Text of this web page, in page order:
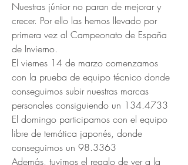
Nuestras júnior no paran de mejorar y
crecer. Por ello las hemos llevado por
primera vez al Campeonato de España
de Invierno.
El viernes 14 de marzo comenzamos
con la prueba de equipo técnico donde
conseguimos subir nuestras marcas
personales consiguiendo un 134.4733
El domingo participamos con el equipo
libre de temática japonés, donde
conseguimos un 98.3363
Además, tuvimos el regalo de ver a la